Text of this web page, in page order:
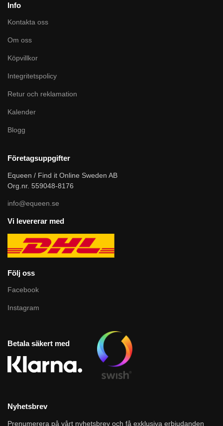
Info
Kontakta oss
Om oss
Köpvillkor
Integritetspolicy
Retur och reklamation
Kalender
Blogg
Företagsuppgifter
Equeen / Find it Online Sweden AB
Org.nr. 559048-8176
info@equeen.se
Vi levererar med
Följ oss
Facebook
Instagram
Betala säkert med
Nyhetsbrev
Prenumerera på vårt nyhetsbrev och få exklusiva erbjudanden